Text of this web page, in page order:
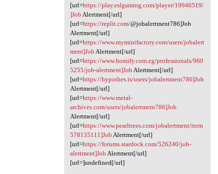
[url=https://play.eslgaming.com/player/19946519/
]Job Alertment[/url]
[url=https://replit.com/@jobalertment786]Job
Alertment[/url]
[url=https://www.myminifactory.com/users/jobalert
ment]Job Alertment[/url]
[url=https://www.homify.com.eg/professionals/960
5255/job-alertment]Job Alertment[/url]
[url=https://hypothes.is/users/jobalertment786]Job
Alertment[/url]
[url=https://www.metal-
archives.com/users/jobalertment786]Job
Alertment[/url]
[url=https://www.pearltrees.com/jobalertment/item
578135111]Job Alertment[/url]
[url=https://forums.stardock.com/526240/job-
alertment]Job Alertment[/url]
[url=]undefined[/url]